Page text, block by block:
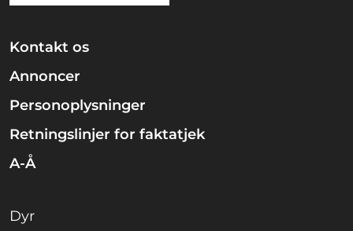
Kontakt os
Annoncer
Personoplysninger
Retningslinjer for faktatjek
A-Å
Dyr